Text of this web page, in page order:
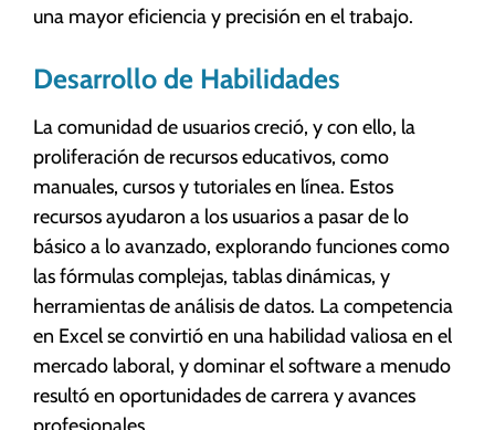
una mayor eficiencia y precisión en el trabajo.
Desarrollo de Habilidades
La comunidad de usuarios creció, y con ello, la
proliferación de recursos educativos, como
manuales, cursos y tutoriales en línea. Estos
recursos ayudaron a los usuarios a pasar de lo
básico a lo avanzado, explorando funciones como
las fórmulas complejas, tablas dinámicas, y
herramientas de análisis de datos. La competencia
en Excel se convirtió en una habilidad valiosa en el
mercado laboral, y dominar el software a menudo
resultó en oportunidades de carrera y avances
profesionales.